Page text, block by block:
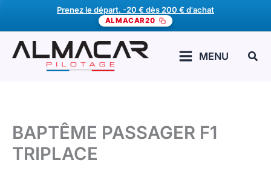
Prenez le départ. -20 € dès 200 € d'achat
ALMACAR20
contenu
MENU
BAPTÊME PASSAGER F1
TRIPLACE